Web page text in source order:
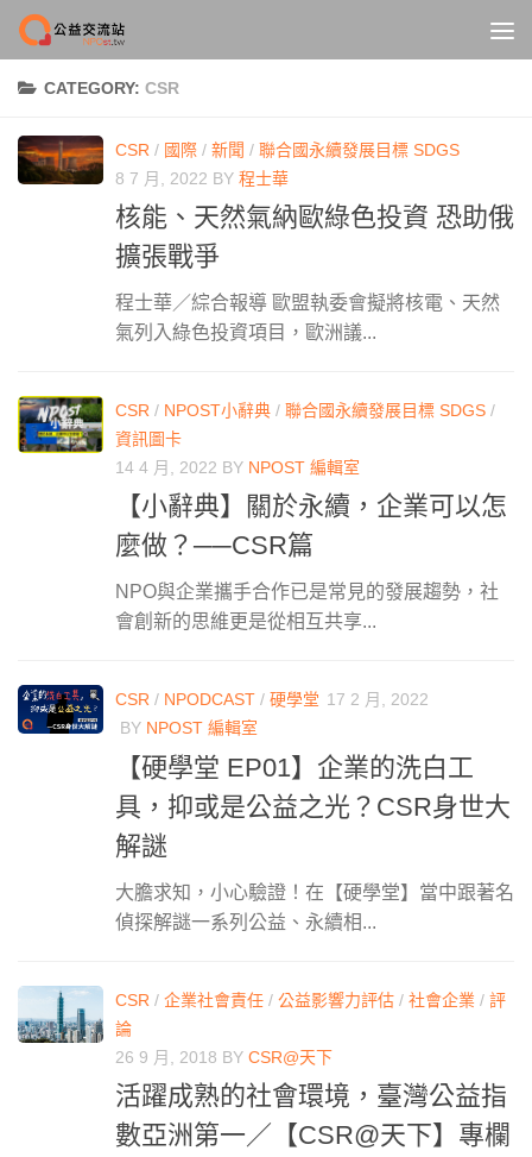
Skip to content
CATEGORY: CSR
CSR / 國際 / 新聞 / 聯合國永續發展目標 SDGS
8 7 月, 2022 BY 程士華
核能、天然氣納歐綠色投資 恐助俄
擴張戰爭
程士華／綜合報導 歐盟執委會擬將核電、天然
氣列入綠色投資項目，歐洲議...
CSR / NPOST小辭典 / 聯合國永續發展目標 SDGS /
資訊圖卡
14 4 月, 2022 BY NPOST 編輯室
【小辭典】關於永續，企業可以怎
麼做？──CSR篇
NPO與企業攜手合作已是常見的發展趨勢，社
會創新的思維更是從相互共享...
CSR / NPODCAST / 硬學堂 17 2 月, 2022
BY NPOST 編輯室
【硬學堂 EP01】企業的洗白工
具，抑或是公益之光？CSR身世大
解謎
大膽求知，小心驗證！在【硬學堂】當中跟著名
偵探解謎一系列公益、永續相...
CSR / 企業社會責任 / 公益影響力評估 / 社會企業 / 評
論
26 9 月, 2018 BY CSR@天下
活躍成熟的社會環境，臺灣公益指
數亞洲第一／【CSR@天下】專欄